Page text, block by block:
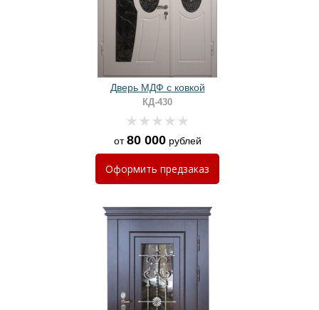
Дверь МДФ с ковкой
КД-430
от80 000рублей
Оформить предзаказ